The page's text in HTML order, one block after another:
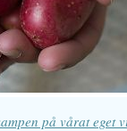
på vårat eget